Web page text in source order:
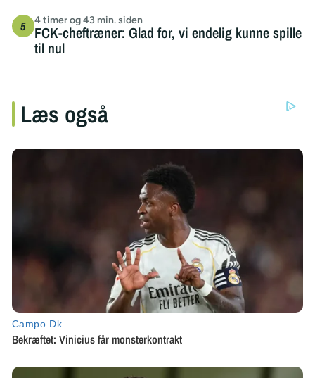
4 timer og 43 min. siden
FCK-cheftræner: Glad for, vi endelig kunne spille
til nul